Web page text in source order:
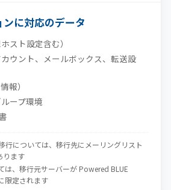
に対応のデータ
スト設定含む）
ウント、メールボックス、転送設
報）
ープ環境
行については、移行先にメーリングリスト
ります
は、移行元サーバーが Powered BLUE
限定されます